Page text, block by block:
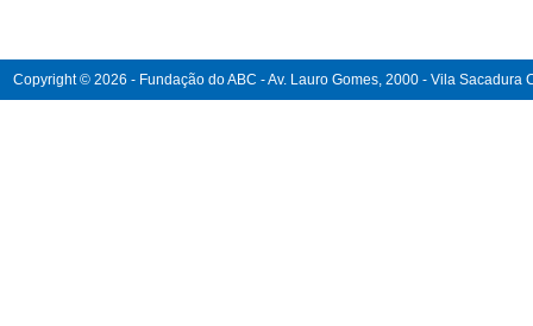
Copyright © 2026 - Fundação do ABC - Av. Lauro Gomes, 2000 - Vila